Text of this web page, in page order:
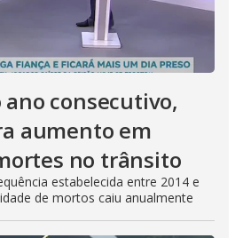
consecutivo,
aumento em
no trânsito
estabelecida entre 2014 e
de mortos caiu anualmente